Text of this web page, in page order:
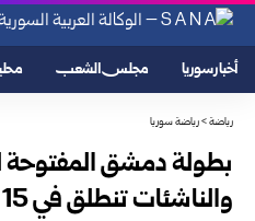
أخبار سوريا مجلس الشعب
رياضة>رياضة سوريا
بطولة دمشق المفتوحة
والناشئات تنطلق في 15 تموز الجاري